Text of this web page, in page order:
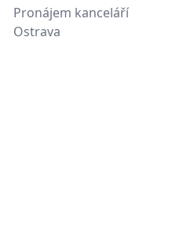
Pronájem kanceláří
Ostrava